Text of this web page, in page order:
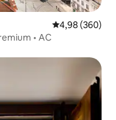
4,98 de uma
4,98 (360)
• AC